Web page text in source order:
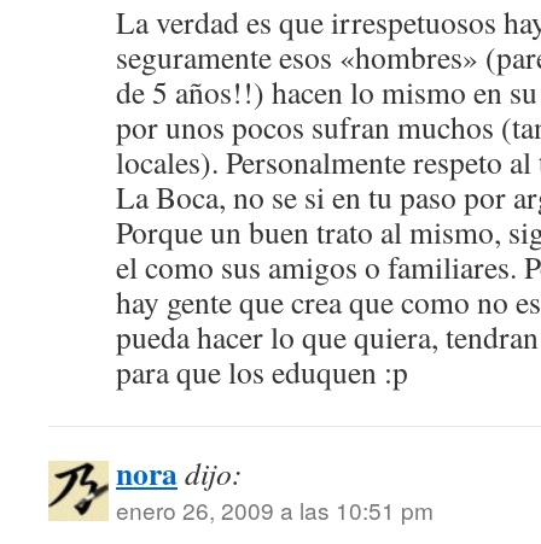
La verdad es que irrespetuosos
seguramente esos «hombres»
de 5 años!!) hacen lo mismo en
por unos pocos sufran muchos
locales). Personalmente respeto
La Boca, no se si en tu paso por
Porque un buen trato al mismo,
el como sus amigos o familiares.
hay gente que crea que como no
pueda hacer lo que quiera,
para que los eduquen :p
noradijo:
enero 26, 2009 a las 10:51 pm